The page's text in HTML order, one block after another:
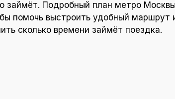
займёт. Подробный план метро
помочь выстроить удобный маршрут
сколько времени займёт поездка.